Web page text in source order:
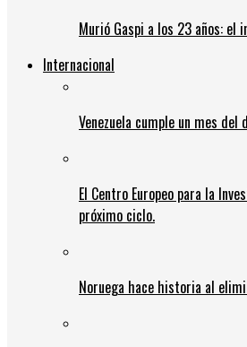
Murió Gaspi a los 23 años:
Internacional
Venezuela cumple un mes
El Centro Europeo para la
próximo ciclo.
Noruega hace historia al